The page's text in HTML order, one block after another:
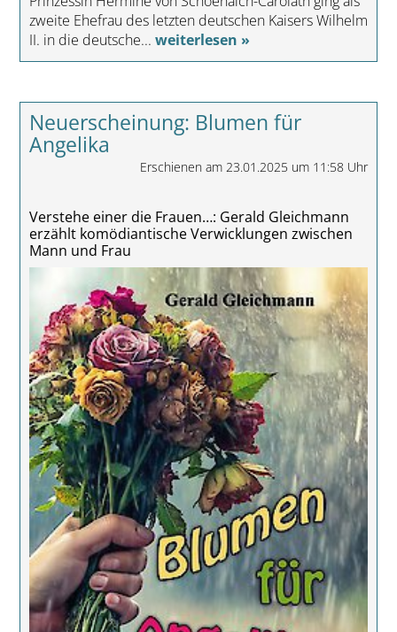
zweite Ehefrau des letzten deutschen Kaisers Wilhelm
II. in die deutsche... weiterlesen »
Neuerscheinung: Blumen für
Angelika
Erschienen am 23.01.2025 um 11:58 Uhr
Verstehe einer die Frauen…: Gerald Gleichmann
erzählt komödiantische Verwicklungen zwischen
Mann und Frau